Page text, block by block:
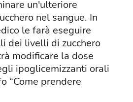
un'ulteriore
nel sangue. In
le farà eseguire
dei livelli di zucchero
modificare la dose
ipoglicemizzanti orali
“Come prendere